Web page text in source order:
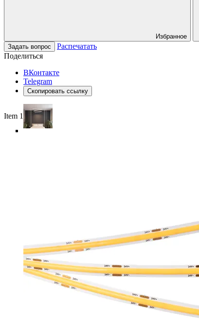
Избранное
Задать вопрос
Распечатать
Поделиться
ВКонтакте
Telegram
Скопировать ссылку
Item 1 of 6